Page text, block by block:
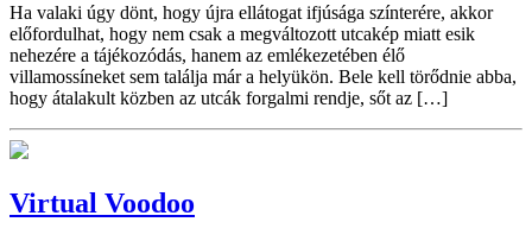
Ha valaki úgy dönt, hogy újra ellátogat ifjúsága színterére, akkor
előfordulhat, hogy nem csak a megváltozott utcakép miatt esik
nehezére a tájékozódás, hanem az emlékezetében élő
villamossíneket sem találja már a helyükön. Bele kell törődnie abba,
hogy átalakult közben az utcák forgalmi rendje, sőt az […]
Virtual Voodoo